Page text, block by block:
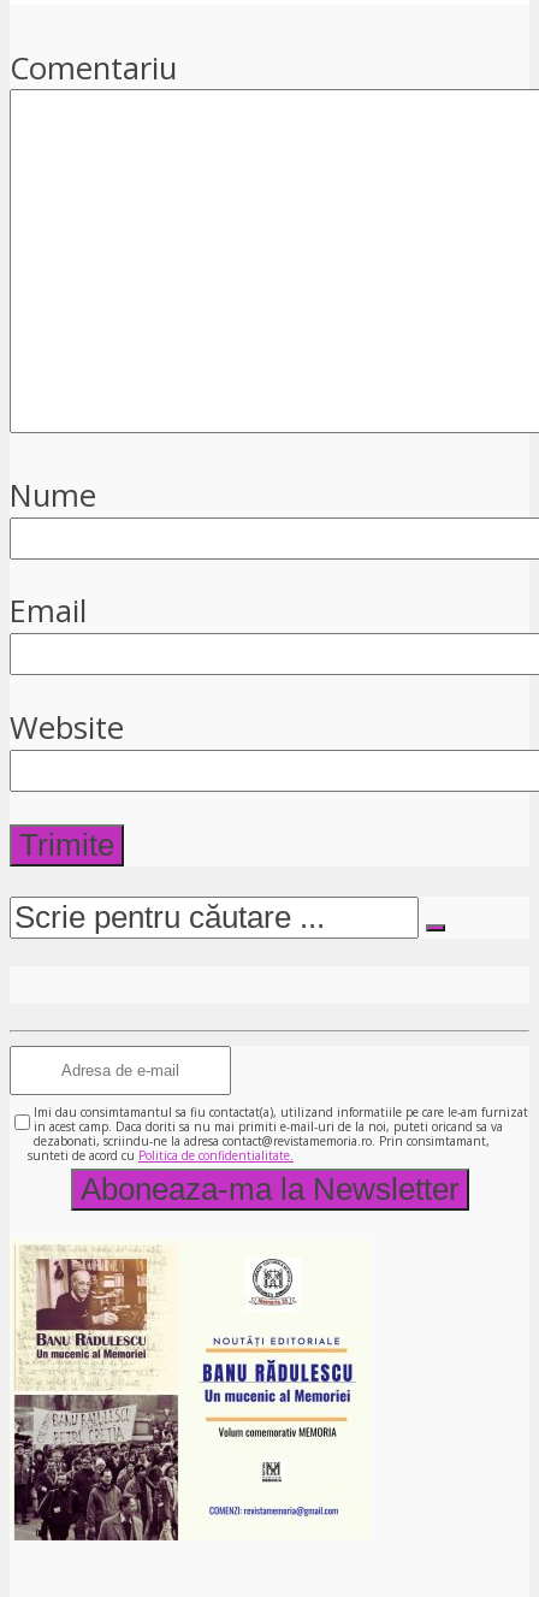
Comentariu
Nume
Email
Website
Imi dau consimtamantul sa fiu contactat(a), utilizand informatiile pe care le-am furnizat
in acest camp. Daca doriti sa nu mai primiti e-mail-uri de la noi, puteti oricand sa va
dezabonati, scriindu-ne la adresa contact@revistamemoria.ro. Prin consimtamant,
sunteti de acord cu Politica de confidentialitate.